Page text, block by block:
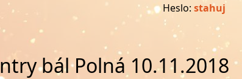
Heslo: stahuj
bál Polná 10.11.2018